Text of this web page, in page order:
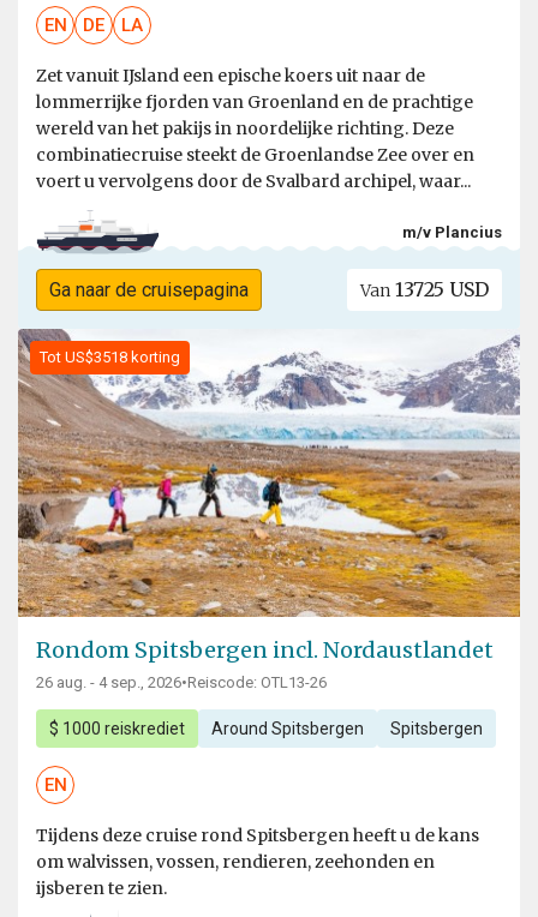
EN DE LA
Zet vanuit IJsland een epische koers uit naar de
lommerrijke fjorden van Groenland en de prachtige
wereld van het pakijs in noordelijke richting. Deze
combinatiecruise steekt de Groenlandse Zee over en
voert u vervolgens door de Svalbard archipel, waar...
m/v Plancius
Ga naar de cruisepagina Van 13725 USD
Tot US$3518 korting
Rondom Spitsbergen incl. Nordaustlandet
26 aug. - 4 sep., 2026•Reiscode: OTL13-26
$ 1000 reiskrediet Around Spitsbergen Spitsbergen
EN
Tijdens deze cruise rond Spitsbergen heeft u de kans
om walvissen, vossen, rendieren, zeehonden en
ijsberen te zien.